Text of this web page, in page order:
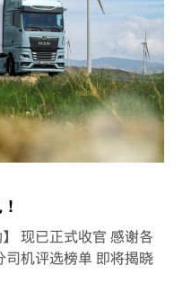
现已正式收官 感谢各
机评选榜单 即将揭晓